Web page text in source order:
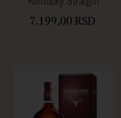
Bourbon Whiskey 45%
0.7L
7.199,00 RSD